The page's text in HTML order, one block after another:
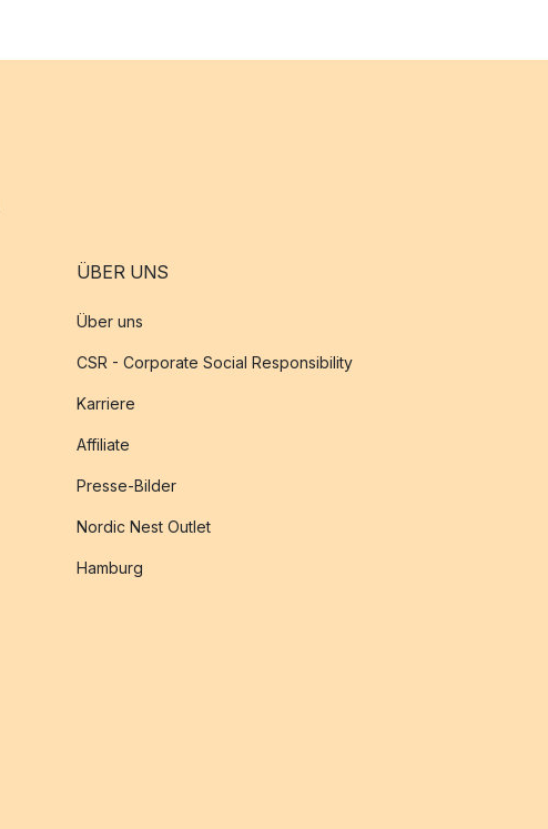
ÜBER UNS
Über uns
CSR - Corporate Social Responsibility
Karriere
Affiliate
Presse-Bilder
Nordic Nest Outlet
Hamburg